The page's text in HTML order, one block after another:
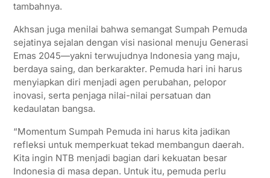
tambahnya.
Akhsan juga menilai bahwa semangat Sumpah Pemuda
sejatinya sejalan dengan visi nasional menuju Generasi
Emas 2045—yakni terwujudnya Indonesia yang maju,
berdaya saing, dan berkarakter. Pemuda hari ini harus
menyiapkan diri menjadi agen perubahan, pelopor
inovasi, serta penjaga nilai-nilai persatuan dan
kedaulatan bangsa.
“Momentum Sumpah Pemuda ini harus kita jadikan
refleksi untuk memperkuat tekad membangun daerah.
Kita ingin NTB menjadi bagian dari kekuatan besar
Indonesia di masa depan. Untuk itu, pemuda perlu